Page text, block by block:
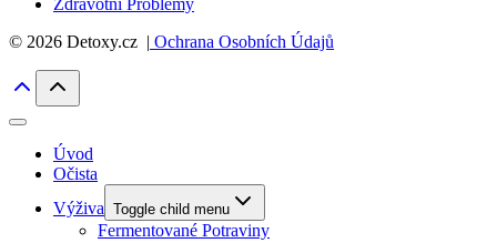
Zdravotní Problémy
© 2026 Detoxy.cz | Ochrana Osobních Údajů
Úvod
Očista
Výživa Toggle child menu
Fermentované Potraviny